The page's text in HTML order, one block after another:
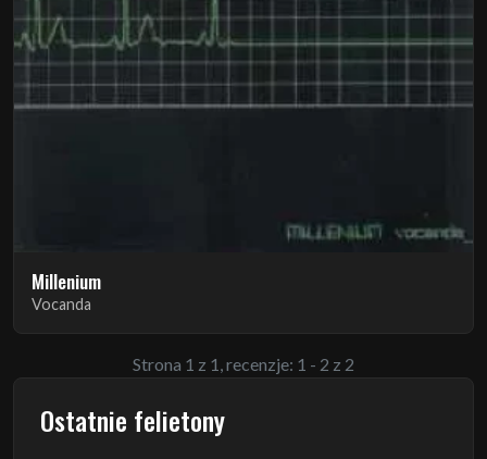
Millenium
Vocanda
Strona 1 z 1, recenzje: 1 - 2 z 2
Ostatnie felietony